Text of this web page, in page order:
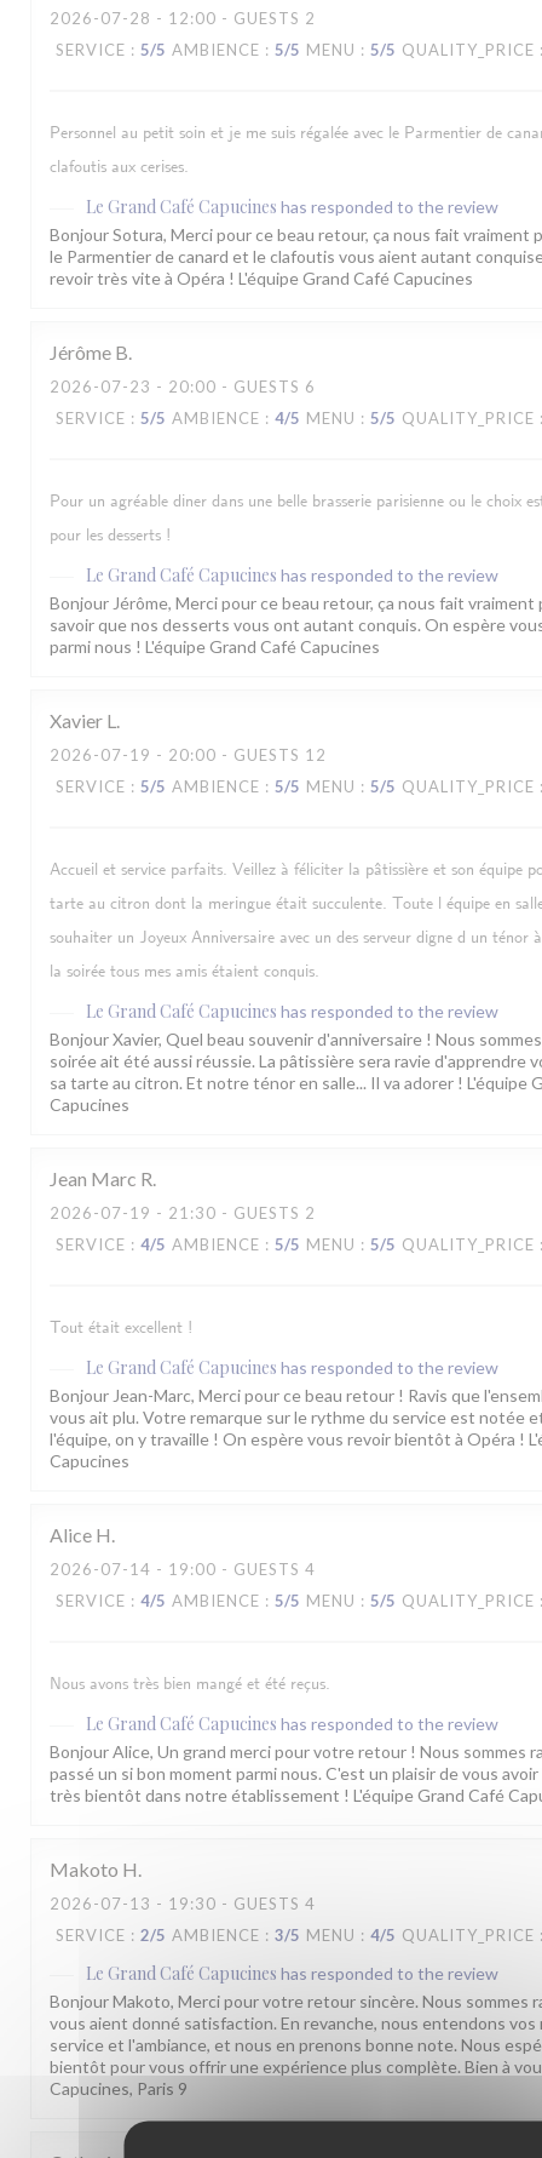
2026-07-28 - 12:00 - GUESTS 2
SERVICE : 5/5 AMBIENCE : 5/5 MENU : 5/5 QUALITY_PRICE
Personnel au petit soin et je me suis régalée avec le Parmentier de
clafoutis aux cerises.
Le Grand Café Capucines has responded to the review
Bonjour Sotura, Merci pour ce beau retour, ça nous fait vraiment
le Parmentier de canard et le clafoutis vous aient autant
revoir très vite à Opéra ! L'équipe Grand Café Capucines
Jérôme B
2026-07-23 - 20:00 - GUESTS 6
SERVICE : 5/5 AMBIENCE : 4/5 MENU : 5/5 QUALITY_PRICE
Pour un agréable diner dans une belle brasserie parisienne ou le choix
pour les desserts !
Le Grand Café Capucines has responded to the review
Bonjour Jérôme, Merci pour ce beau retour, ça nous fait vraiment
savoir que nos desserts vous ont autant conquis. On espère
parmi nous ! L'équipe Grand Café Capucines
Xavier L
2026-07-19 - 20:00 - GUESTS 12
SERVICE : 5/5 AMBIENCE : 5/5 MENU : 5/5 QUALITY_PRICE
Accueil et service parfaits. Veillez à féliciter la pâtissière et son équipe
tarte au citron dont la meringue était succulente. Toute l équipe en
souhaiter un Joyeux Anniversaire avec un des serveur digne d un ténor
la soirée tous mes amis étaient conquis.
Le Grand Café Capucines has responded to the review
Bonjour Xavier, Quel beau souvenir d'anniversaire ! Nous
soirée ait été aussi réussie. La pâtissière sera ravie d'apprendre
sa tarte au citron. Et notre ténor en salle... Il va adorer ! L'équipe
Capucines
Jean Marc R
2026-07-19 - 21:30 - GUESTS 2
SERVICE : 4/5 AMBIENCE : 5/5 MENU : 5/5 QUALITY_PRICE
Tout était excellent !
Le Grand Café Capucines has responded to the review
Bonjour Jean-Marc, Merci pour ce beau retour ! Ravis que
vous ait plu. Votre remarque sur le rythme du service est notée
l'équipe, on y travaille ! On espère vous revoir bientôt à Opéra !
Capucines
Alice H
2026-07-14 - 19:00 - GUESTS 4
SERVICE : 4/5 AMBIENCE : 5/5 MENU : 5/5 QUALITY_PRICE
Nous avons très bien mangé et été reçus.
Le Grand Café Capucines has responded to the review
Bonjour Alice, Un grand merci pour votre retour ! Nous sommes
passé un si bon moment parmi nous. C'est un plaisir de vous
très bientôt dans notre établissement ! L'équipe Grand Café
Makoto H
2026-07-13 - 19:30 - GUESTS 4
SERVICE : 2/5 AMBIENCE : 3/5 MENU : 4/5 QUALITY_PRICE
Le Grand Café Capucines has responded to the review
Bonjour Makoto, Merci pour votre retour sincère. Nous sommes
vous aient donné satisfaction. En revanche, nous entendons vos
service et l'ambiance, et nous en prenons bonne note. Nous
bientôt pour vous offrir une expérience plus complète. Bien à
Capucines, Paris 9